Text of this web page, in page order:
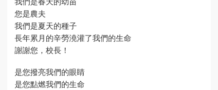
您是農夫
我們是夏天的種子
長年累月的辛勞澆灌了我們的生命
謝謝您，校長！
是您撥亮我們的眼睛
是您點燃我們的生命